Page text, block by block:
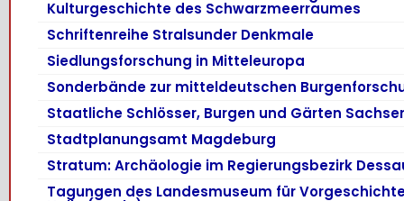
Kulturgeschichte des Schwarzmeerraumes
Schriftenreihe Stralsunder Denkmale
Siedlungsforschung in Mitteleuropa
Sonderbände zur mitteldeutschen
Staatliche Schlösser, Burgen und Gärten
Stadtplanungsamt Magdeburg
Stratum: Archäologie im Regierungsbezirk
Tagungen des Landesmuseum für